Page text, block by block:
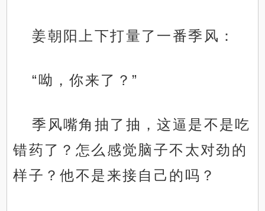
姜朝阳上下打量了一番季风：
“呦，你来了？”
季风嘴角抽了抽，这逼是不是吃
错药了？怎么感觉脑子不太对劲的
样子？他不是来接自己的吗？